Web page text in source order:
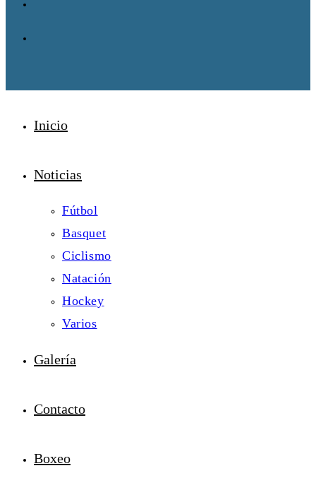
Inicio
Noticias
Fútbol
Basquet
Ciclismo
Natación
Hockey
Varios
Galería
Contacto
Boxeo